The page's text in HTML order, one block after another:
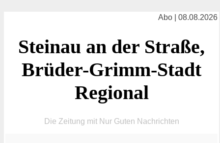
Abo | 08.08.2026
Steinau an der Straße,
Brüder-Grimm-Stadt
Regional
Die Zeitung mit Nur Guten Nachrichten